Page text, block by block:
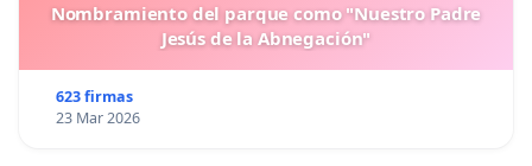
Nombramiento del parque como "Nuestro Padre
Jesús de la Abnegación"
623 firmas
23 Mar 2026